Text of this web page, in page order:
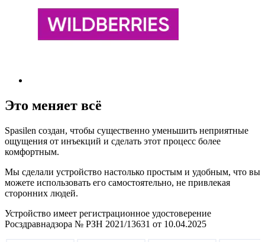
Это меняет всё
Spasilen создан, чтобы существенно уменьшить неприятные
ощущения от инъекций и сделать этот процесс более
комфортным.
Мы сделали устройство настолько простым и удобным, что вы
можете использовать его самостоятельно, не привлекая
сторонних людей.
Устройство имеет регистрационное удостоверение
Росздравнадзора № РЗН 2021/13631 от 10.04.2025